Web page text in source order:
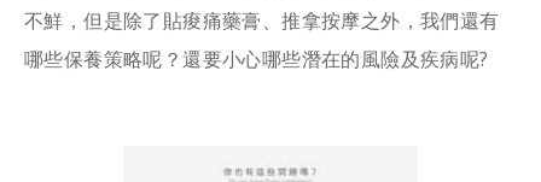
不鮮，但是除了貼痠痛藥膏、推拿按摩之外，我們還有
哪些保養策略呢？還要小心哪些潛在的風險及疾病呢?